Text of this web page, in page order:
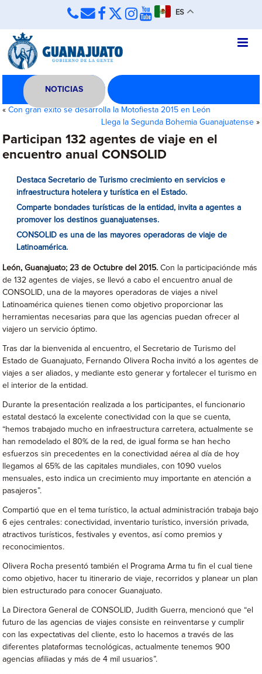
ES
NOTICIAS
«Con gran éxito se desarrolla la Motofiesta 2015 en León
Llega la Segunda Bohemia Guanajuatense»
Participan 132 agentes de viaje en el
encuentro anual CONSOLID
Destaca Secretario de Turismo crecimiento en servicios e
infraestructura hotelera y turística en el Estado.
Comparte bondades turísticas de la entidad, invita a agentes a
promover los destinos guanajuatenses.
CONSOLID es una de las mayores operadoras de viaje de
Latinoamérica.
León, Guanajuato; 23 de Octubre del 2015.Con la participaciónde más
de 132 agentes de viajes, se llevó a cabo el encuentro anual de
CONSOLID, una de la mayores operadoras de viajes a nivel
Latinoamérica quienes tienen como objetivo proporcionar las
herramientas necesarias para que las agencias puedan ofrecer al
viajero un servicio óptimo.
Tras dar la bienvenida al encuentro, el Secretario de Turismo del
Estado de Guanajuato, Fernando Olivera Rocha invitó a los agentes de
viajes a ser aliados, y mediante esto generar y fortalecer el turismo en
el interior de la entidad.
Durante la presentación realizada a los participantes, el funcionario
estatal destacó la excelente conectividad con la que se cuenta,
“hemos trabajado mucho en infraestructura carretera, actualmente se
han remodelado el 80% de la red, de igual forma se han hecho
esfuerzos sin precedentes en la conectividad aérea al día de hoy
llegamos al 65% de las capitales mundiales, con 1090 vuelos
mensuales, esto indica un crecimiento muy importante en atención a
pasajeros”.
Compartió que en el tema turístico, la actual administración trabaja bajo
6 ejes centrales: conectividad, inventario turístico, inversión privada,
atractivos turísticos, festivales y eventos, así como premios y
reconocimientos.
Olivera Rocha presentó también el Programa Arma tu fin el cual tiene
como objetivo, hacer tu itinerario de viaje, recorridos y planear un plan
bien estructurado para conocer Guanajuato.
La Directora General de CONSOLID, Judith Guerra, mencionó que “el
futuro de las agencias de viajes consiste en reinventarse y cumplir
con las expectativas del cliente, esto lo hacemos a través de las
diferentes plataformas tecnológicas, actualmente tenemos 900
agencias afiliadas y más de 4 mil usuarios”.